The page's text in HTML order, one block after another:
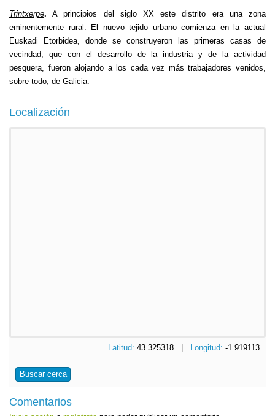
Trintxerpe. A principios del siglo XX este distrito era una zona
eminentemente rural. El nuevo tejido urbano comienza en la actual
Euskadi Etorbidea, donde se construyeron las primeras casas de
vecindad, que con el desarrollo de la industria y de la actividad
pesquera, fueron alojando a los cada vez más trabajadores venidos,
sobre todo, de Galicia.
Localización
Latitud: 43.325318 | Longitud: -1.919113
Buscar cerca
Comentarios